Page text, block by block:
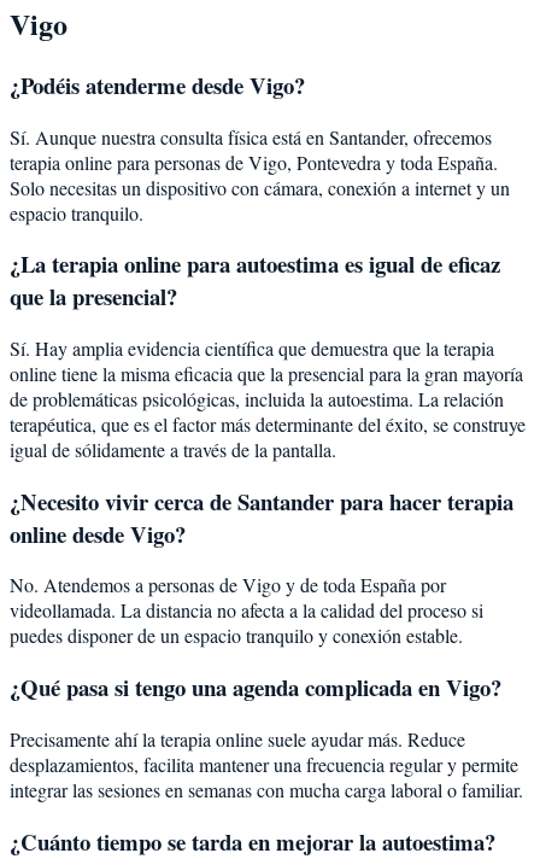
Vigo
¿Podéis atenderme desdeVigo?
Sí. Aunque nuestra consulta física está en Santander, ofrecemos
terapia online para personas deVigo, Pontevedra y toda España.
Solo necesitas un dispositivo con cámara, conexión a internet y un
espacio tranquilo.
¿La terapia online paraautoestimaes igual de eficaz
que la presencial?
Sí. Hay amplia evidencia científica que demuestra que la terapia
online tiene la misma eficacia que la presencial para la gran mayoría
de problemáticas psicológicas, incluida la autoestima. La relación
terapéutica, que es el factor más determinante del éxito, se construye
igual de sólidamente a través de la pantalla.
¿Necesito vivir cerca de Santander para hacer terapia
online desde Vigo?
No. Atendemos a personas de Vigo y de toda España por
videollamada. La distancia no afecta a la calidad del proceso si
puedes disponer de un espacio tranquilo y conexión estable.
¿Qué pasa si tengo una agenda complicada en Vigo?
Precisamente ahí la terapia online suele ayudar más. Reduce
desplazamientos, facilita mantener una frecuencia regular y permite
integrar las sesiones en semanas con mucha carga laboral o familiar.
¿Cuánto tiempo se tarda en mejorar la autoestima?